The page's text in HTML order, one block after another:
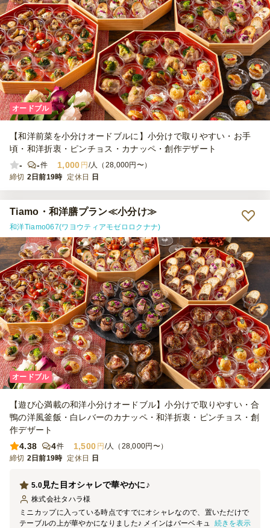
オードブル
【和洋前菜を小分けオードブルに】小分けで取りやすい・お手
頃・和洋折衷・ピンチョス・カナッペ・創作デザート
-
-件 1,000 円 /人（28,000円〜）
締切 2日前19時 定休日 日
Tiamo・和洋膳プラン≪小分け≫
和洋Tiamo067(ワヨウティアモゼロロクナナ)
オードブル
【遊び心満載の和洋小分けオードブル】小分けで取りやすい・合
鴨の洋風釜飯・白レバーのカナッペ・和洋折衷・ピンチョス・創
作デザート
4.38
4件 1,500 円 /人（28,000円〜）
締切 2日前19時 定休日 日
見た目オシャレで華やかに♪
5.0
株式会社タハラ様
ミニカップに入っている時点ですでにオシャレなので、置いただけで
テーブルの上が華やかになりました♪ メインはバーベキューだったの
続きを表示